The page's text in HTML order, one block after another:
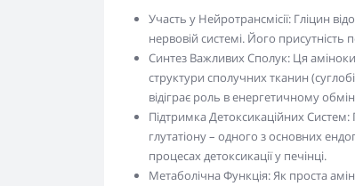
Участь у Нейротрансмісії: Гліцин
нервовій системі. Його присутність
Синтез Важливих Сполук: Ця
структури сполучних тканин
відіграє роль в енергетичному
Підтримка Детоксикаційних Систем:
глутатіону – одного з основних
процесах детоксикації у печінці.
Метаболічна Функція: Як проста